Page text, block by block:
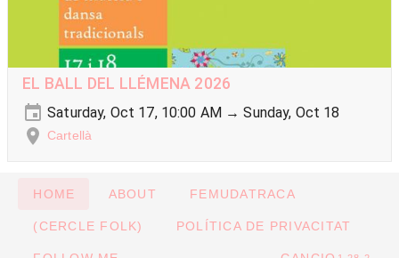
EL BALL DEL LLÉMENA 2026
Saturday, Oct 17, 10:00 AM → Sunday, Oct 18
Cartellà
HOME ABOUT FEMUDATRACA
(CERCLE FOLK) POLÍTICA DE PRIVACITAT